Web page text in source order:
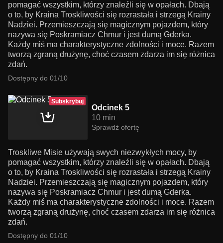
pomagać wszystkim, którzy znaleźli się w opałach. Dbają
o to, by Kraina Troskliwości się rozrastała i strzegą Krainy
Nadziei. Przemieszczają się magicznym pojazdem, który
nazywa się Poskramiacz Chmur i jest dumą Gderka.
Każdy miś ma charakterystyczne zdolności i moce. Razem
tworzą zgraną drużynę, choć czasem zdarza im się różnica
zdań.
Dostępny do 01/10
Subskrybuj
Odcinek 5
10 min
Sprawdź ofertę
Troskliwe Misie używają swych niezwykłych mocy, by
pomagać wszystkim, którzy znaleźli się w opałach. Dbają
o to, by Kraina Troskliwości się rozrastała i strzegą Krainy
Nadziei. Przemieszczają się magicznym pojazdem, który
nazywa się Poskramiacz Chmur i jest dumą Gderka.
Każdy miś ma charakterystyczne zdolności i moce. Razem
tworzą zgraną drużynę, choć czasem zdarza im się różnica
zdań.
Dostępny do 01/10